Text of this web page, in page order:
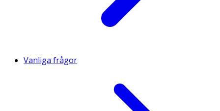
Vanliga frågor